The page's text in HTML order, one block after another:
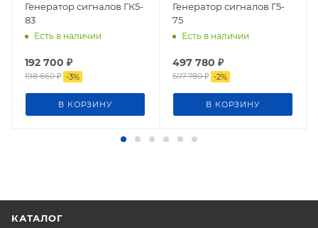
Генератор сигналов ГК5-
83
Есть в наличии
192 700 ₽
198 660₽ -3%
В КОРЗИНУ
Генератор сигналов Г5-
75
Есть в наличии
497 780 ₽
507 780₽ -2%
В КОРЗИНУ
КАТАЛОГ